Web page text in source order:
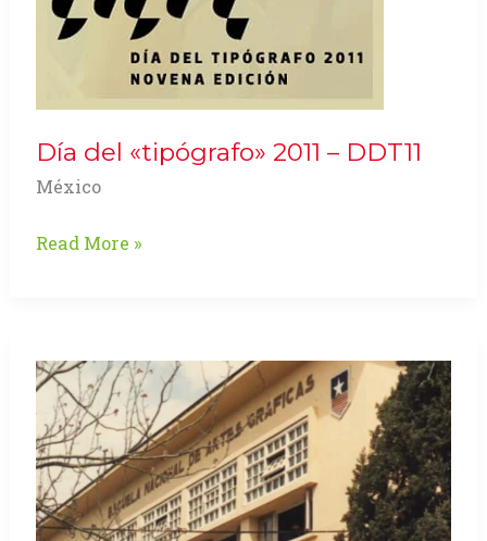
Día del «tipógrafo» 2011 – DDT11
México
Día
–
DDT11
Read More »